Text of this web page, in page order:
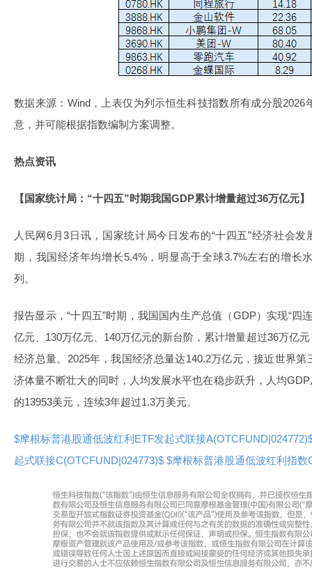
数据来源：Wind，上表仅为列示恒生科技指数所有成分股2026
意，并可能根据指数编制方案调整。
热点资讯
【国家统计局：“十四五”时期我国GDP累计增量超过36万亿元】
人民网6月3日讯，国家统计局今日发布的“十四五”经济社会发
期，我国经济年均增长5.4%，明显高于全球3.7%左右的增长
列。
报告显示，“十四五”时期，我国国内生产总值（GDP）实现“四
亿元、130万亿元、140万亿元的新台阶，累计增量超过36万亿
经济总量。2025年，我国经济总量达140.2万亿元，接近世界
济体量不断壮大的同时，人均发展水平也在稳步跃升，人均
的13953美元，连续3年超过1.3万美元。
$摩根标普港股通低波红利ETF发起式联接
起式联接C(OTCFUND|024773)$ $摩根标普港股通低波红利指数